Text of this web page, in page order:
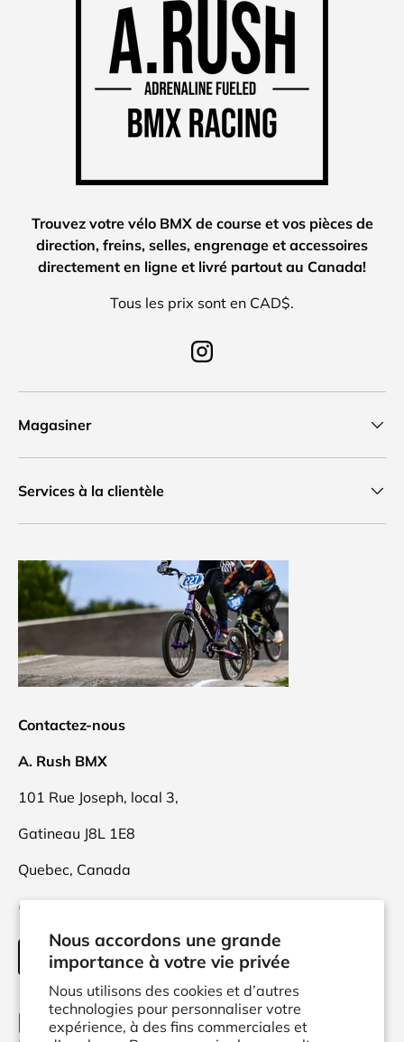
Nous accordons une grande
importance à votre vie privée
Nous utilisons des cookies et d’autres
technologies pour personnaliser votre
expérience, à des fins commerciales et
Trouvez votre vélo BMX de course et vos pièces de
direction, freins, selles, engrenage et accessoires
directement en ligne et livré partout au Canada!
Tous les prix sont en CAD$.
Instagram
Magasiner
Services à la clientèle
Contactez-nous
A. Rush BMX
101 Rue Joseph, local 3,
Gatineau J8L 1E8
Quebec, Canada
(873)416-9470
INFO@ARUSH.CA
Moyens de paiement acceptés